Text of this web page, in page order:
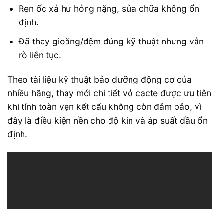
Ren ốc xả hư hỏng nặng, sửa chữa không ổn
định.
Đã thay gioăng/đệm đúng kỹ thuật nhưng vẫn
rò liên tục.
Theo tài liệu kỹ thuật bảo dưỡng động cơ của
nhiều hãng, thay mới chi tiết vỏ cacte được ưu tiên
khi tính toàn vẹn kết cấu không còn đảm bảo, vì
đây là điều kiện nền cho độ kín và áp suất dầu ổn
định.